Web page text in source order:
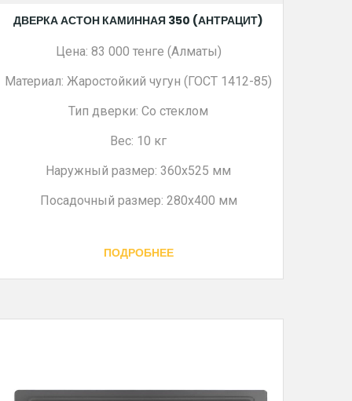
ДВЕРКА АСТОН КАМИННАЯ 350 (АНТРАЦИТ)
Цена: 83 000 тенге (Алматы)
Материал: Жаростойкий чугун (ГОСТ 1412-85)
Тип дверки: Со стеклом
Вес: 10 кг
Наружный размер: 360х525 мм
Посадочный размер: 280х400 мм
ПОДРОБНЕЕ